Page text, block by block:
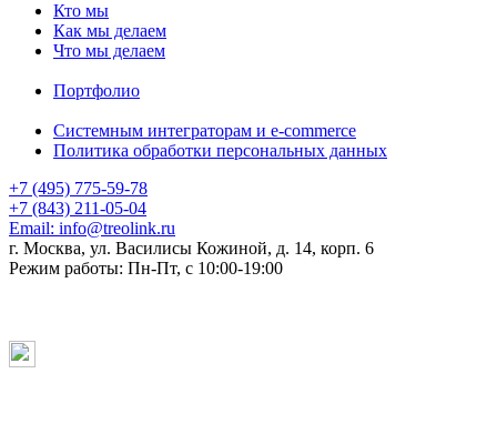
Кто мы
Как мы делаем
Что мы делаем
Портфолио
Системным интеграторам и e-commerce
Политика обработки персональных данных
+7 (495) 775-59-78
+7 (843) 211-05-04
Email: info@treolink.ru
г. Москва, ул. Василисы Кожиной, д. 14, корп. 6
Режим работы: Пн-Пт, с 10:00-19:00